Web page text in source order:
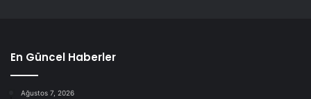
En Güncel Haberler
Ağustos 7, 2026